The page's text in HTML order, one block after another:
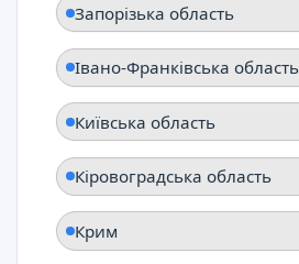
Запорізька область
Івано-Франківська область
Київська область
Кіровоградська область
Крим